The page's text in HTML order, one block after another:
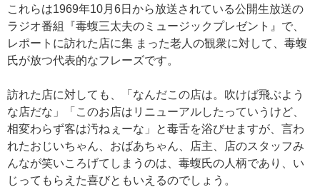
これらは1969年10月6日から放送されている公開生放送の
ラジオ番組『毒蝮三太夫のミュージックプレゼント』で、
レポートに訪れた店に集 まった老人の観衆に対して、毒蝮
氏が放つ代表的なフレーズです。
訪れた店に対しても、「なんだこの店は。吹けば飛ぶよう
な店だな」「このお店はリニューアルしたっていうけど、
相変わらず客は汚ねぇーな」と毒舌を浴びせますが、言わ
れたおじいちゃん、おばあちゃん、店主、店のスタッフみ
んなが笑いころげてしまうのは、毒蝮氏の人柄であり、い
じってもらえた喜びともいえるのでしょう。